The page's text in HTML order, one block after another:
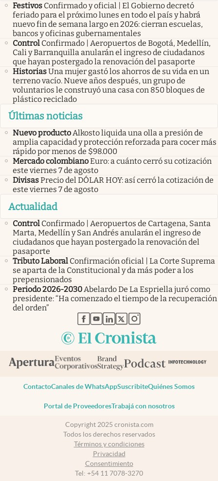
Festivos Confirmado y oficial | El Gobierno decretó
feriado para el próximo lunes en todo el país y habrá
nuevo fin de semana largo en 2026: cierran escuelas,
bancos y oficinas gubernamentales
Control Confirmado | Aeropuertos de Bogotá, Medellín,
Cali y Barranquilla anularán el ingreso de ciudadanos
que hayan postergado la renovación del pasaporte
HistoriasUna mujer gastó los ahorros de su vida en un
terreno vacío. Nueve años después, un grupo de
voluntarios le construyó una casa con 850 bloques de
plástico reciclado
Últimas noticias
Nuevo productoAlkosto liquida una olla a presión de
amplia capacidad y protección reforzada para cocer más
rápido por menos de $98.000
Mercado colombianoEuro: a cuánto cerró su cotización
este viernes 7 de agosto
DivisasPrecio del DÓLAR HOY: así cerró la cotización de
este viernes 7 de agosto
Actualidad
Control Confirmado | Aeropuertos de Cartagena, Santa
Marta, Medellín y San Andrés anularán el ingreso de
ciudadanos que hayan postergado la renovación del
pasaporte
Tributo Laboral Confirmación oficial | La Corte Suprema
se aparta de la Constitucional y da más poder a los
prepensionados
Periodo 2026-2030Abelardo De La Espriella juró como
presidente: “Ha comenzado el tiempo de la recuperación
del orden”
abre en nueva pestaña
abre en nueva pestaña
abre en nueva pestaña
abre en nueva pestaña
abre en nueva pestaña
ContactoCanales de WhatsAppSuscribiteQuiénes Somos
Portal de ProveedoresTrabajá con nosotros
Copyright 2025 cronista.com
Todos los derechos reservados
Términos y condiciones
Privacidad
Consentimiento
Tel: +54 11 7078-3270